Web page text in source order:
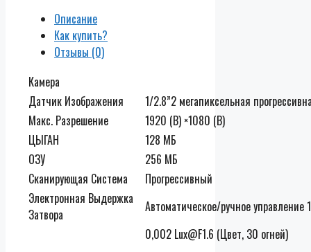
Описание
Как купить?
Отзывы (0)
Камера
Датчик Изображения
1/2.8”2 мегапиксельная
Макс. Разрешение
1920 (В) ×1080 (В)
ЦЫГАН
128 МБ
ОЗУ
256 МБ
Сканирующая Система
Прогрессивный
Электронная Выдержка
Затвора
Автоматическое/ручное
0,002 Lux@F1.6 (Цвет, 30 огней)